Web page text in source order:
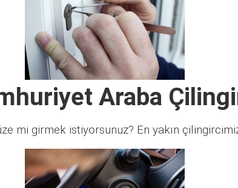
Araba
mi girmek istiyorsunuz? En yakın